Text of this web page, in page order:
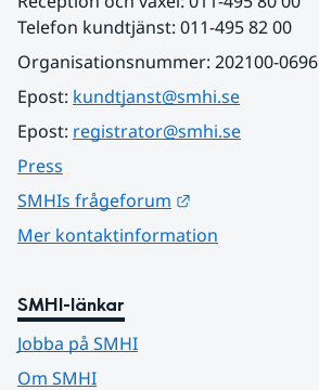
Telefon kundtjänst: 011-495 82 00
Organisationsnummer: 202100-0696
Epost: kundtjanst@smhi.se
Epost: registrator@smhi.se
Press
SMHIs frågeforum
Mer kontaktinformation
SMHI-länkar
Jobba på SMHI
Om SMHI